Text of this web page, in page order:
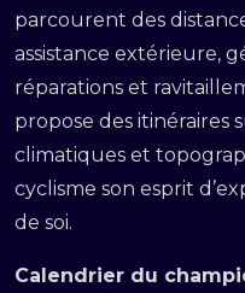
parcourent des
assistance extérieure,
réparations et
propose des itinéraires
climatiques et
cyclisme son esprit
de soi.
Calendrier du